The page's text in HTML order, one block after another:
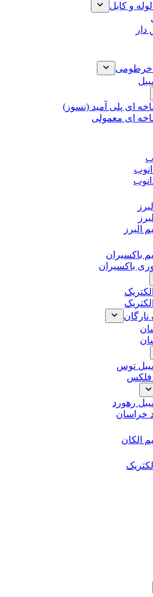
و کابل
خرطومی
ای پلی آمید (نسوز)
ای معمولی
البرز
باکسیران
باکسیران
توس
فلکس
رهورد
خراسان
الکان